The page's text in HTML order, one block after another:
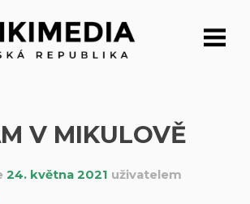
V MIKULOVĚ
24. května 2021 uživatelem